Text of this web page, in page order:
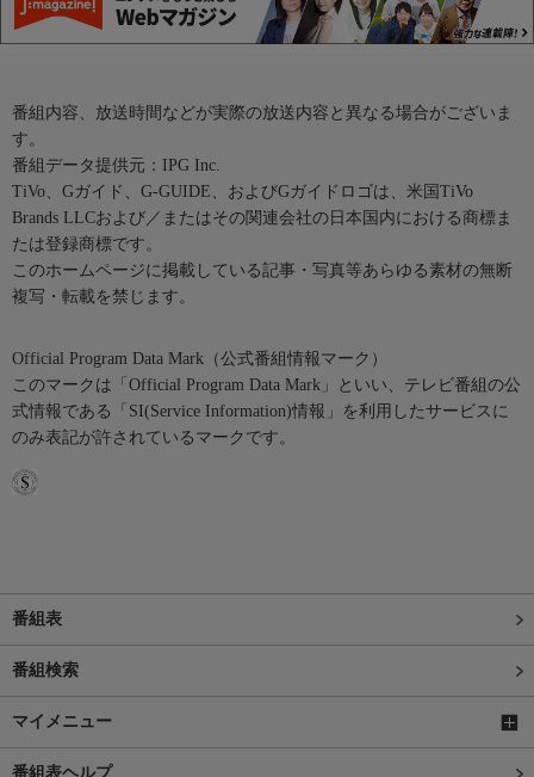
番組内容、放送時間などが実際の放送内容と異なる場合がございま
す。
番組データ提供元：IPG Inc.
TiVo、Gガイド、G-GUIDE、およびGガイドロゴは、米国TiVo
Brands LLCおよび／またはその関連会社の日本国内における商標ま
たは登録商標です。
このホームページに掲載している記事・写真等あらゆる素材の無断
複写・転載を禁じます。
Official Program Data Mark（公式番組情報マーク）
このマークは「Official Program Data Mark」といい、テレビ番組の公
式情報である「SI(Service Information)情報」を利用したサービスに
のみ表記が許されているマークです。
番組表
番組検索
マイメニュー
番組表ヘルプ